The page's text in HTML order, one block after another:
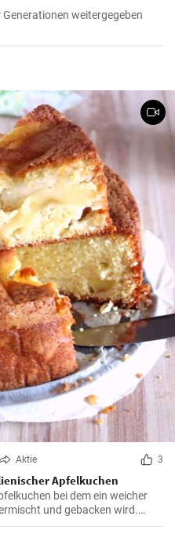
weitergegeben
Aktie 3
Apfelkuchen
bei dem ein weicher
und gebacken wird.
mit Zucker und Vanille